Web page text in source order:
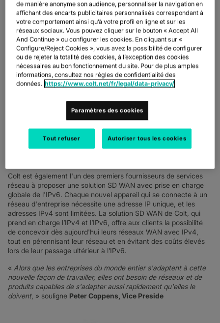
demande en services réseau que connaissent actuellement les
entreprises à l'échelle mondiale, car nombre d'entre elles
s'adaptent à la nouvelle norme du télétravail de masse et à la
connexion de dispositifs supplémentaires à leurs réseaux déjà
étendus.
Cette évolution vers le télétravail signifie que la demande des
entreprises en solutions de réseaux VoIP est plus forte que
jamais. La disponibilité d'un réseau VoIP SD WAN permet aux
entreprises d'optimiser leurs infrastructures réseau et vocales
Le SD WAN de Colt identifie le trafic VoIP critique des
applications VoIP sur le réseau d'un client, en le priorisant pour
améliorer la fiabilité et les performances. Associé à Colt SIP
Trunking, Colt offre à ses clients une optimisation de la VoIP
grâce à un pilotage dynamique du trafic basé sur leMean
Colt est également l'un des premiers fournisseurs de services
réseau à proposer une solution SD WAN avec prise en charge
globale de l'IPv6. Chaque nouvel appareil qui se connecte à un
réseau d'entreprise nécessite une adresse IP unique, et les
adresses IPv4 sont limitées. La solution SD WAN de Colt, qui
prend en charge l’IPv4 et l’IPv6, offre aux clients la possibilité
de concevoir dès aujourd'hui leurs réseaux WAN avec IPv4,
tout en pérennisant leur réseau et en évitant des coûts élevés
lors de leur passage ultérieur à l’IPv6.
« Alors que les entreprises du monde entier s'adaptent à cette
nouvelle façon de travailler, elles ont besoin de réseaux et de
produits capables de s'adapter aussi rapidement qu'elles le
doivent, » souligne Peter Coppens, Vice Preside
de manière anonyme son audience, personnaliser la navigation en
affichant des encarts publicitaires personnalisés correspondant à
votre comportement ainsi qu’à votre profil en ligne et sur les
réseaux sociaux. Vous pouvez cliquer sur le bouton « Accept All
And Continue » ou configurer les cookies. En cliquant sur «
Configure/Reject Cookies », vous avez la possibilité de configurer
ou de rejeter la totalité des cookies, à l’exception des cookies
nécessaires au bon fonctionnement du site. Pour de plus amples
informations, consultez nos règles de confidentialité des
données. https://www.colt.net/fr/legal/data-privacy/
Paramètres des cookies
Tout refuser Autoriser tous les cookies